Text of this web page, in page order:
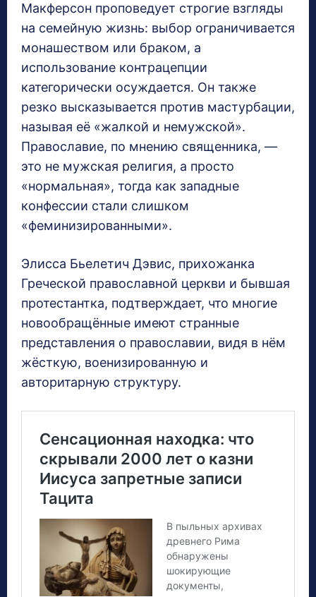
Макферсон проповедует строгие взгляды
на семейную жизнь: выбор ограничивается
монашеством или браком, а
использование контрацепции
категорически осуждается. Он также
резко высказывается против мастурбации,
называя её «жалкой и немужской».
Православие, по мнению священника, —
это не мужская религия, а просто
«нормальная», тогда как западные
конфессии стали слишком
«феминизированными».
Элисса Бьелетич Дэвис, прихожанка
Греческой православной церкви и бывшая
протестантка, подтверждает, что многие
новообращённые имеют странные
представления о православии, видя в нём
жёсткую, военизированную и
авторитарную структуру.